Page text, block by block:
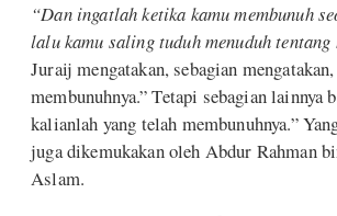
“Dan ingatlah ketika kamu membunuh
lalu kamu saling tuduh menuduh
Juraij mengatakan, sebagian
membunuhnya.” Tetapi sebagian lainnya
kalianlah yang telah membunuhnya.”
juga dikemukakan oleh Abdur Rahman
Aslam.